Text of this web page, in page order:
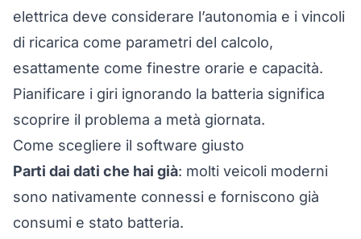
elettrica deve considerare l’autonomia e i vincoli
di ricarica come parametri del calcolo,
esattamente come finestre orarie e capacità.
Pianificare i giri ignorando la batteria significa
scoprire il problema a metà giornata.
Come scegliere il software giusto
Parti dai dati che hai già: molti veicoli moderni
sono nativamente connessi e forniscono già
consumi e stato batteria.